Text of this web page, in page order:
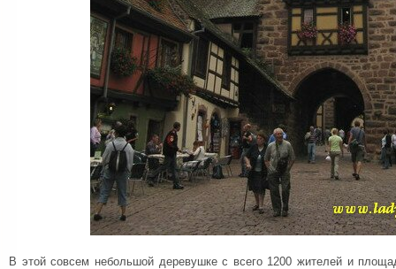
В этой совсем небольшой деревушке с всего 1200 жителей и